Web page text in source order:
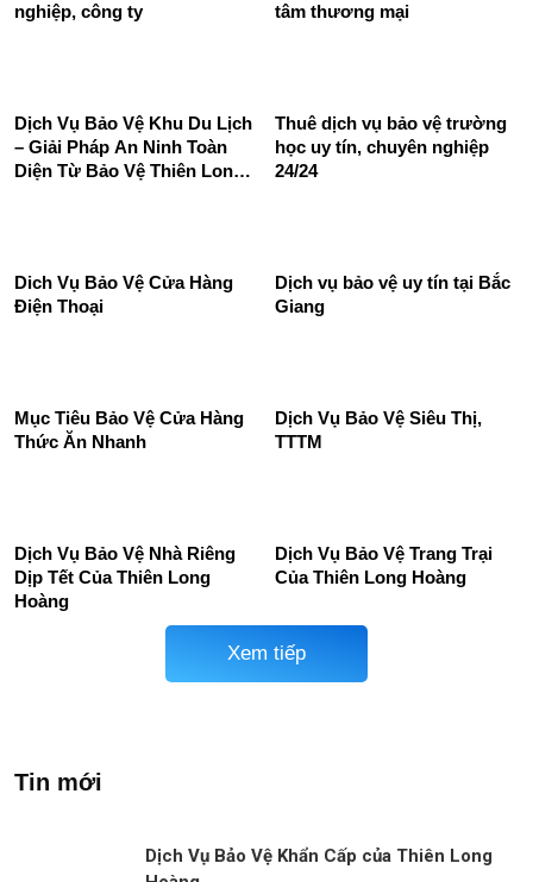
nghiệp, công ty
tâm thương mại
Dịch Vụ Bảo Vệ Khu Du Lịch
– Giải Pháp An Ninh Toàn
Diện Từ Bảo Vệ Thiên Long
Thuê dịch vụ bảo vệ trường
học uy tín, chuyên nghiệp
24/24
Dich Vụ Bảo Vệ Cửa Hàng
Điện Thoại
Dịch vụ bảo vệ uy tín tại Bắc
Giang
Mục Tiêu Bảo Vệ Cửa Hàng
Thức Ăn Nhanh
Dịch Vụ Bảo Vệ Siêu Thị,
TTTM
Dịch Vụ Bảo Vệ Nhà Riêng
Dịp Tết Của Thiên Long
Hoàng
Dịch Vụ Bảo Vệ Trang Trại
Của Thiên Long Hoàng
Xem tiếp
Tin mới
Dịch Vụ Bảo Vệ Khẩn Cấp của Thiên Long